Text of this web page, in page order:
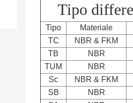
Tipo
Tipo Materiale
TC
NBR & FKM
TB
NBR
TUM
NBR
Sc
NBR & FKM
SB
NBR